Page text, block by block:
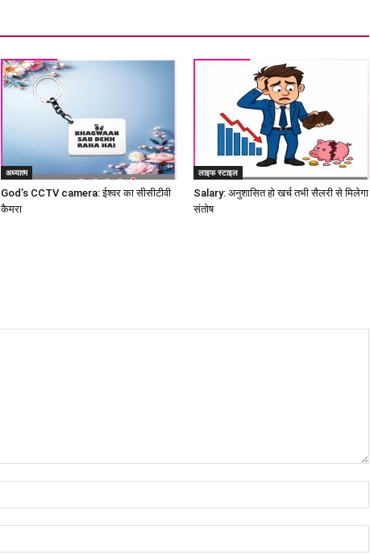
अध्यात्म
God’s CCTV camera: ईश्वर का सीसीटीवी
कैमरा
लाइफ स्टाइल
Salary: अनुशासित हो खर्च तभी सैलरी से मिलेगा
संतोष